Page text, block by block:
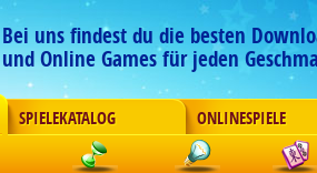
Bei uns findest du die besten
und Online Games für jeden
SPIELEKATALOG ONLINESPIELE